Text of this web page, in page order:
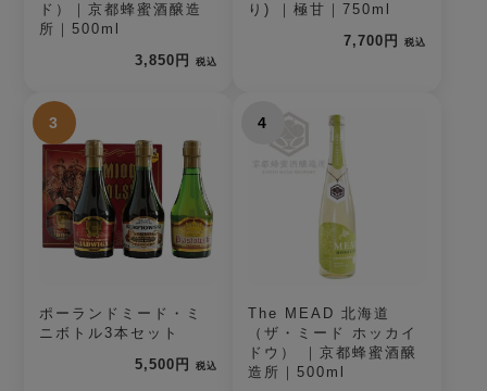
ド）｜京都蜂蜜酒醸造
所｜500ml
3,850円
税込
り) ｜極甘｜750ml
7,700円
税込
3
ポーランドミード・ミ
ニボトル3本セット
5,500円
税込
4
The MEAD 北海道
（ザ・ミード ホッカイ
ドウ） ｜京都蜂蜜酒醸
造所｜500ml